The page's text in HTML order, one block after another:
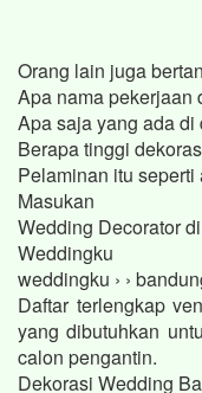
Orang lain juga
Apa nama pekerjaan
Apa saja yang ada
Berapa tinggi
Pelaminan itu seperti
Masukan
Wedding Decorator
Weddingku
weddingku › ›
Daftar terlengkap
yang dibutuhkan
calon pengantin.
Dekorasi Wedding